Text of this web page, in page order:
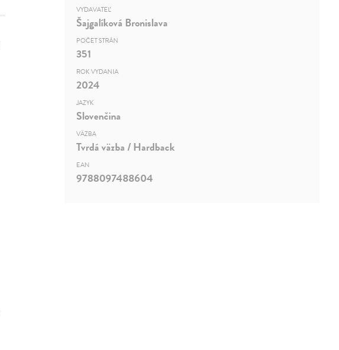
VYDAVATEĽ
Šajgalíková Bronislava
POČET STRÁN
351
ROK VYDANIA
2024
JAZYK
Slovenčina
VÄZBA
Tvrdá väzba / Hardback
EAN
9788097488604